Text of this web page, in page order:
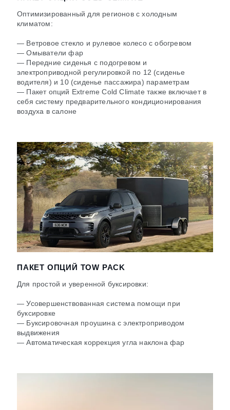
Оптимизированный для регионов с холодным
климатом:
— Ветровое стекло и рулевое колесо с обогревом
— Омыватели фар
— Передние сиденья с подогревом и
электроприводной регулировкой по 12 (сиденье
водителя) и 10 (сиденье пассажира) параметрам
— Пакет опций Extreme Cold Climate также включает в
себя систему предварительного кондиционирования
воздуха в салоне
ПАКЕТ ОПЦИЙ TOW PACK
Для простой и уверенной буксировки:
— Усовершенствованная система помощи при
буксировке
— Буксировочная проушина с электроприводом
выдвижения
— Автоматическая коррекция угла наклона фар